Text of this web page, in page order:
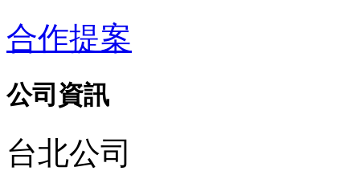
合作提案
公司資訊
台北公司